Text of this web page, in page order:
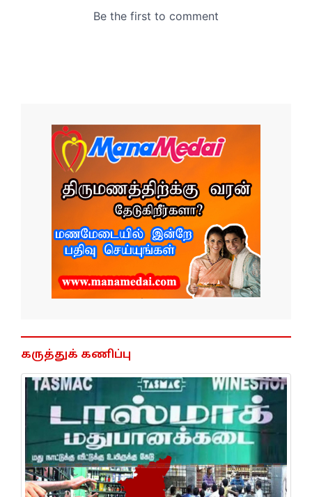
கருத்துக் கணிப்பு